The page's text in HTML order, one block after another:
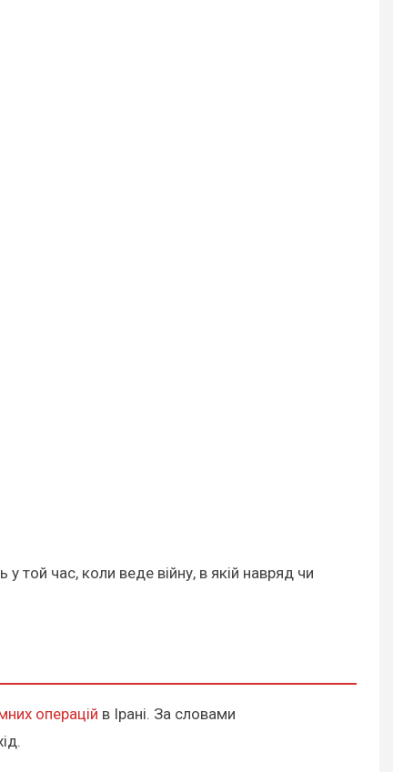
той час, коли веде війну, в якій навряд чи
операцій в Ірані. За словами